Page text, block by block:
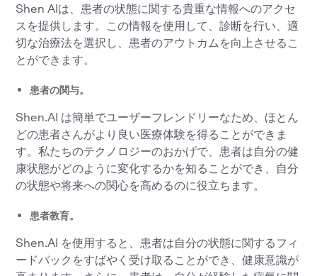
Shen AIは、患者の状態に関する貴重な情報へのアクセ
スを提供します。この情報を使用して、診断を行い、適
切な治療法を選択し、患者のアウトカムを向上させるこ
とができます。
患者の関与。
Shen.AI は簡単でユーザーフレンドリーなため、ほとん
どの患者さんがより良い医療体験を得ることができま
す。私たちのテクノロジーのおかげで、患者は自分の健
康状態がどのように変化するかを知ることができ、自分
の状態や将来への関心を高めるのに役立ちます。
患者教育。
Shen.AI を使用すると、患者は自分の状態に関するフィ
ードバックをすばやく受け取ることができ、健康意識が